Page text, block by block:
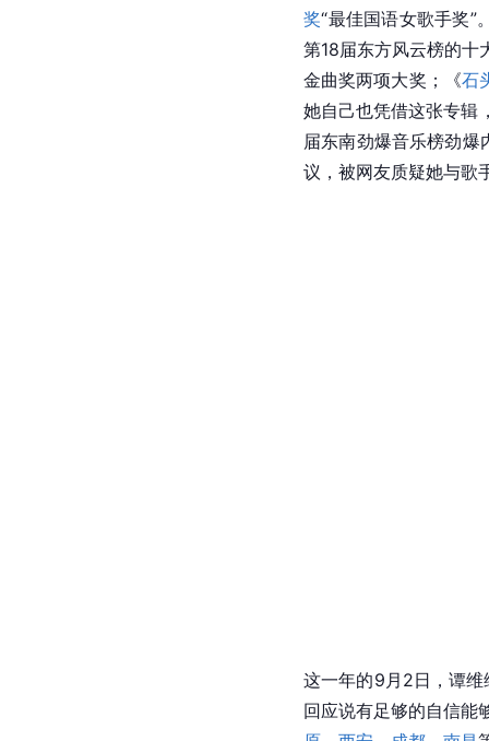
奖“最佳国语女歌手奖”
第18届东方风云榜的十
金曲奖两项大奖；《石
她自己也凭借这张专辑
届东南劲爆音乐榜劲爆
议，被网友质疑她与歌
这一年的9月2日，谭维
回应说有足够的自信能